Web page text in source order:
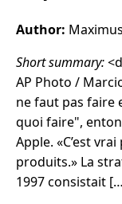
Author:
Short summary:
AP Photo /
ne faut pas faire
quoi faire",
Apple. «C’est
produits.» La
1997 consistait